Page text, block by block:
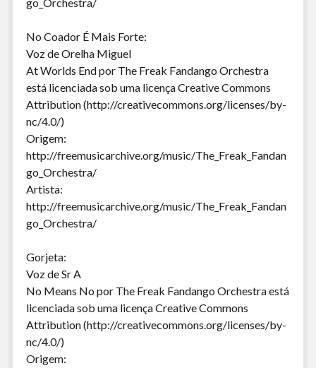
No Coador É Mais Forte:
Voz de Orelha Miguel
At Worlds End por The Freak Fandango Orchestra
está licenciada sob uma licença Creative Commons
Attribution (http://creativecommons.org/licenses/by-
nc/4.0/)
Origem:
http://freemusicarchive.org/music/The_Freak_Fandan
go_Orchestra/
Artista:
http://freemusicarchive.org/music/The_Freak_Fandan
go_Orchestra/
Gorjeta:
Voz de Sr A
No Means No por The Freak Fandango Orchestra está
licenciada sob uma licença Creative Commons
Attribution (http://creativecommons.org/licenses/by-
nc/4.0/)
Origem: